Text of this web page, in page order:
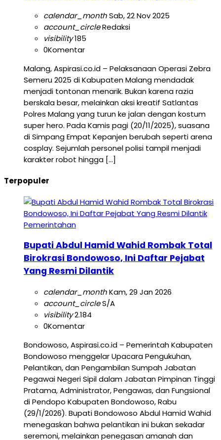
calendar_monthSab, 22 Nov 2025
account_circleRedaksi
visibility185
0Komentar
Malang, Aspirasi.co.id – Pelaksanaan Operasi Zebra
Semeru 2025 di Kabupaten Malang mendadak
menjadi tontonan menarik. Bukan karena razia
berskala besar, melainkan aksi kreatif Satlantas
Polres Malang yang turun ke jalan dengan kostum
super hero. Pada Kamis pagi (20/11/2025), suasana
di Simpang Empat Kepanjen berubah seperti arena
cosplay. Sejumlah personel polisi tampil menjadi
karakter robot hingga […]
Terpopuler
Pemerintahan
Bupati Abdul Hamid Wahid Rombak Total
Birokrasi Bondowoso, Ini Daftar Pejabat
Yang Resmi Dilantik
calendar_monthKam, 29 Jan 2026
account_circleS/A
visibility2.184
0Komentar
Bondowoso, Aspirasi.co.id – Pemerintah Kabupaten
Bondowoso menggelar Upacara Pengukuhan,
Pelantikan, dan Pengambilan Sumpah Jabatan
Pegawai Negeri Sipil dalam Jabatan Pimpinan Tinggi
Pratama, Administrator, Pengawas, dan Fungsional
di Pendopo Kabupaten Bondowoso, Rabu
(29/1/2026). Bupati Bondowoso Abdul Hamid Wahid
menegaskan bahwa pelantikan ini bukan sekadar
seremoni, melainkan penegasan amanah dan